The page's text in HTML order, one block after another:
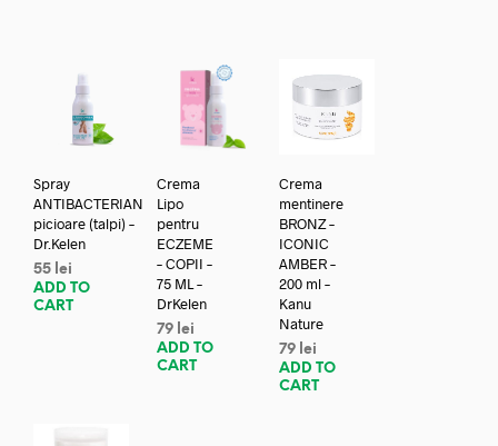
Spray
ANTIBACTERIAN
picioare (talpi) –
Dr.Kelen
55 lei
ADD TO
CART
Crema
Lipo
pentru
ECZEME
– COPII –
75 ML –
DrKelen
79 lei
ADD TO
CART
Crema
mentinere
BRONZ –
ICONIC
AMBER –
200 ml –
Kanu
Nature
79 lei
ADD TO
CART